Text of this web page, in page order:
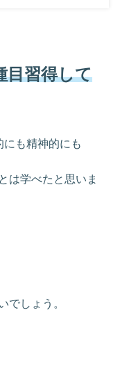
目習得して
も精神的にも
は学べたと思いま
でしょう。